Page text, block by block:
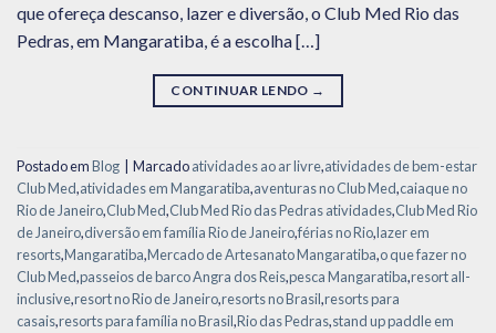
que ofereça descanso, lazer e diversão, o Club Med Rio das
Pedras, em Mangaratiba, é a escolha […]
CONTINUAR LENDO →
Postado emBlog Marcadoatividades ao ar livre,atividades de bem-estar
Club Med,atividades em Mangaratiba,aventuras no Club Med,caiaque no
Rio de Janeiro,Club Med,Club Med Rio das Pedras atividades,Club Med Rio
de Janeiro,diversão em família Rio de Janeiro,férias no Rio,lazer em
resorts,Mangaratiba,Mercado de Artesanato Mangaratiba,o que fazer no
Club Med,passeios de barco Angra dos Reis,pesca Mangaratiba,resort all-
inclusive,resort no Rio de Janeiro,resorts no Brasil,resorts para
casais,resorts para família no Brasil,Rio das Pedras,stand up paddle em